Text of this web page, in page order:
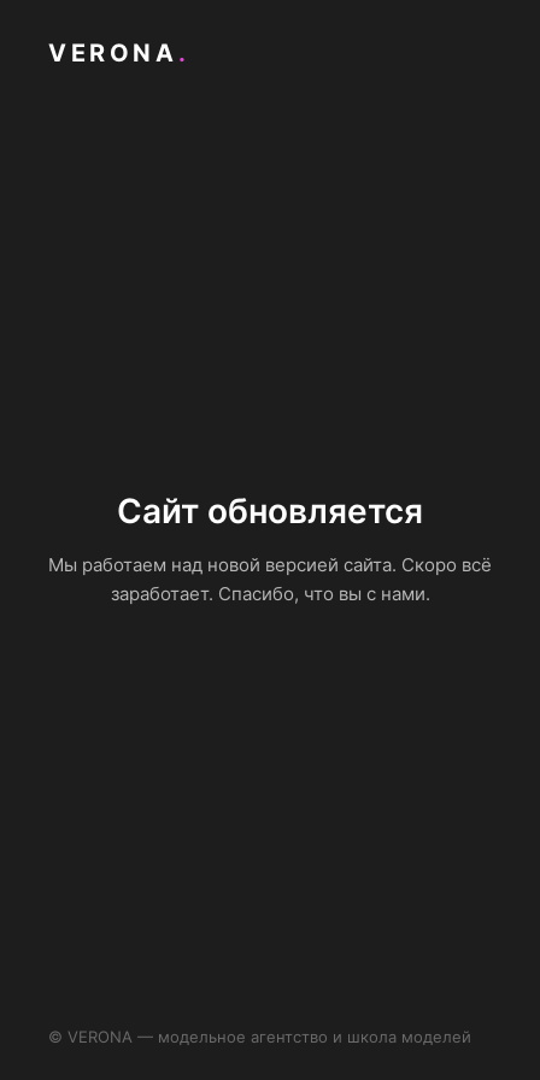
VERONA .
Сайт обновляется
Мы работаем над новой версией сайта. Скоро всё
заработает. Спасибо, что вы с нами.
© VERONA — модельное агентство и школа моделей